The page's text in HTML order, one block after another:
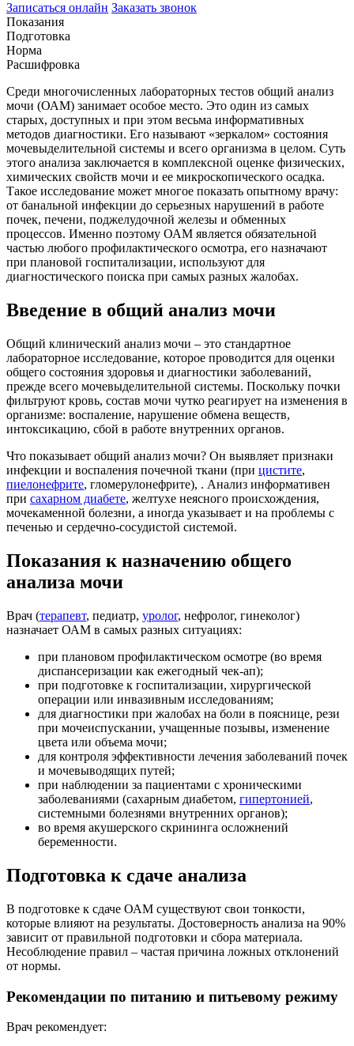
Записаться онлайн Заказать звонок
Показания
Подготовка
Норма
Расшифровка
Среди многочисленных лабораторных тестов общий анализ
мочи (ОАМ) занимает особое место. Это один из самых
старых, доступных и при этом весьма информативных
методов диагностики. Его называют «зеркалом» состояния
мочевыделительной системы и всего организма в целом. Суть
этого анализа заключается в комплексной оценке физических,
химических свойств мочи и ее микроскопического осадка.
Такое исследование может многое показать опытному врачу:
от банальной инфекции до серьезных нарушений в работе
почек, печени, поджелудочной железы и обменных
процессов. Именно поэтому ОАМ является обязательной
частью любого профилактического осмотра, его назначают
при плановой госпитализации, используют для
диагностического поиска при самых разных жалобах.
Введение в общий анализ мочи
Общий клинический анализ мочи – это стандартное
лабораторное исследование, которое проводится для оценки
общего состояния здоровья и диагностики заболеваний,
прежде всего мочевыделительной системы. Поскольку почки
фильтруют кровь, состав мочи чутко реагирует на изменения в
организме: воспаление, нарушение обмена веществ,
интоксикацию, сбой в работе внутренних органов.
Что показывает общий анализ мочи? Он выявляет признаки
инфекции и воспаления почечной ткани (при цистите,
пиелонефрите, гломерулонефрите), . Анализ информативен
при сахарном диабете, желтухе неясного происхождения,
мочекаменной болезни, а иногда указывает и на проблемы с
печенью и сердечно-сосудистой системой.
Показания к назначению общего
анализа мочи
Врач (терапевт, педиатр, уролог, нефролог, гинеколог)
назначает ОАМ в самых разных ситуациях:
при плановом профилактическом осмотре (во время
диспансеризации как ежегодный чек-ап);
при подготовке к госпитализации, хирургической
операции или инвазивным исследованиям;
для диагностики при жалобах на боли в пояснице, рези
при мочеиспускании, учащенные позывы, изменение
цвета или объема мочи;
для контроля эффективности лечения заболеваний почек
и мочевыводящих путей;
при наблюдении за пациентами с хроническими
заболеваниями (сахарным диабетом, гипертонией,
системными болезнями внутренних органов);
во время акушерского скрининга осложнений
беременности.
Подготовка к сдаче анализа
В подготовке к сдаче ОАМ существуют свои тонкости,
которые влияют на результаты. Достоверность анализа на 90%
зависит от правильной подготовки и сбора материала.
Несоблюдение правил – частая причина ложных отклонений
от нормы.
Рекомендации по питанию и питьевому режиму
Врач рекомендует: